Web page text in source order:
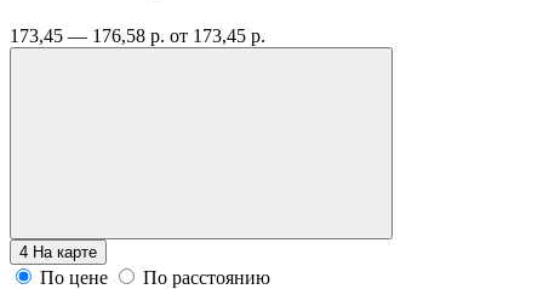
173,45 — 176,58 р. от 173,45 р.
4 На карте
По цене
По расстоянию